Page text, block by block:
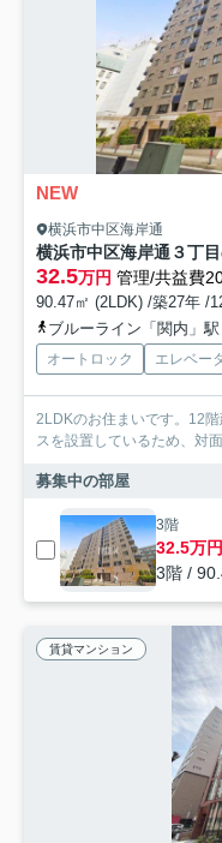
NEW
横浜市中区海岸通
横浜市中区海岸通３丁
32.5万円 管理/共益費
90.47㎡ (2LDK) /築27年 /
ブルーライン「関内」
オートロック エレベー
2LDKのお住まいです。12
スを設置しているため、対
募集中の部屋
3階
32.5万円
3階 /
賃貸マンション